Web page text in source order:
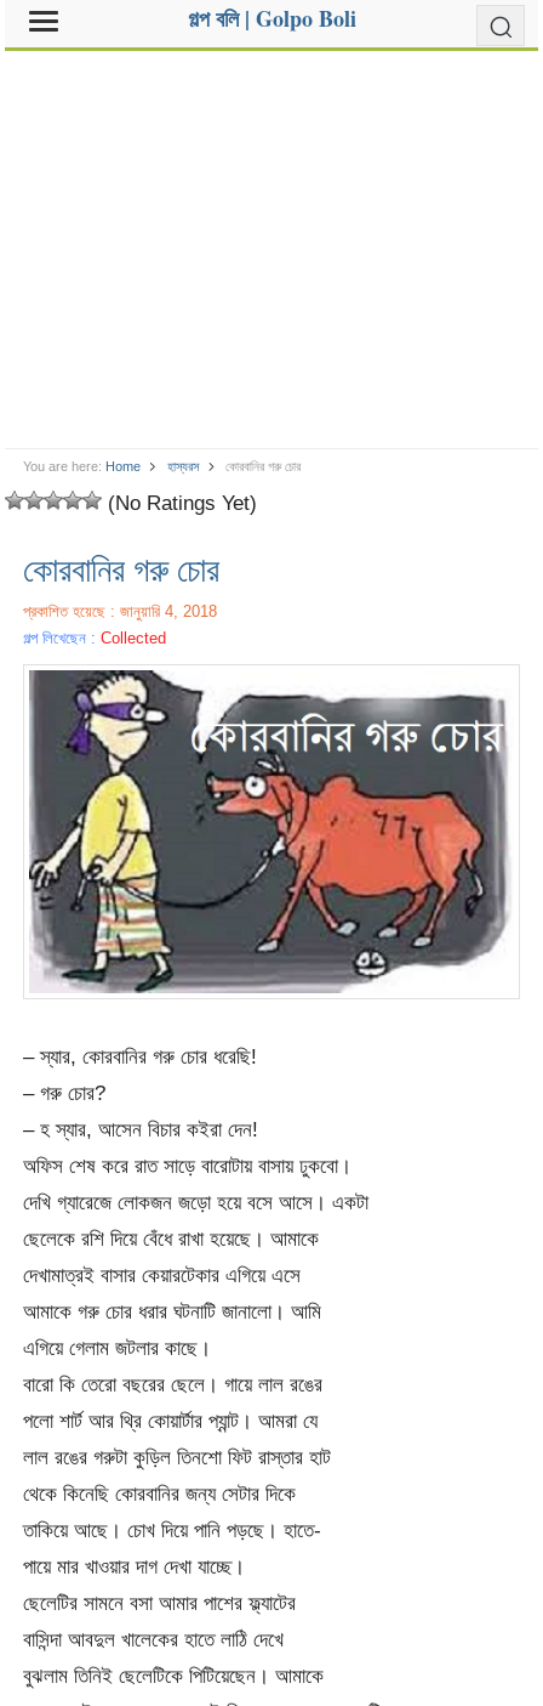
গল্প বলি | Golpo Boli
You are here: Home হাস্যরস কোরবানির গরু চোর
(No Ratings Yet)
কোরবানির গরু চোর
প্রকাশিত হয়েছে : জানুয়ারি 4, 2018
গল্প লিখেছেন :Collected
– স্যার, কোরবানির গরু চোর ধরেছি!
– গরু চোর?
– হ স্যার, আসেন বিচার কইরা দেন!
অফিস শেষ করে রাত সাড়ে বারোটায় বাসায় ঢুকবো।
দেখি গ্যারেজে লোকজন জড়ো হয়ে বসে আসে। একটা
ছেলেকে রশি দিয়ে বেঁধে রাখা হয়েছে। আমাকে
দেখামাত্রই বাসার কেয়ারটেকার এগিয়ে এসে
আমাকে গরু চোর ধরার ঘটনাটি জানালো। আমি
এগিয়ে গেলাম জটলার কাছে।
বারো কি তেরো বছরের ছেলে। গায়ে লাল রঙের
পলো শার্ট আর থ্রি কোয়ার্টার প্যান্ট। আমরা যে
লাল রঙের গরুটা কুড়িল তিনশো ফিট রাস্তার হাট
থেকে কিনেছি কোরবানির জন্য সেটার দিকে
তাকিয়ে আছে। চোখ দিয়ে পানি পড়ছে। হাতে-
পায়ে মার খাওয়ার দাগ দেখা যাচ্ছে।
ছেলেটির সামনে বসা আমার পাশের ফ্ল্যাটের
বাসিন্দা আবদুল খালেকের হাতে লাঠি দেখে
বুঝলাম তিনিই ছেলেটিকে পিটিয়েছেন। আমাকে